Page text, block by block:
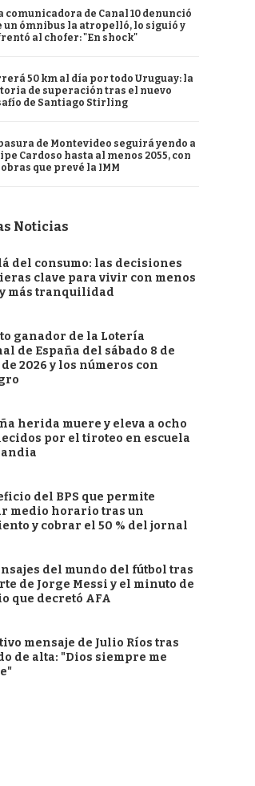
comunicadora de Canal 10 denunció
un ómnibus la atropelló, lo siguió y
al chofer: "En shock"
50 km al día por todo Uruguay: la
de superación tras el nuevo
de Santiago Stirling
de Montevideo seguirá yendo a
Cardoso hasta al menos 2055, con
que prevé la IMM
Noticias
del consumo: las decisiones
clave para vivir con menos
más tranquilidad
ganador de la Lotería
de España del sábado 8 de
2026 y los números con
herida muere y eleva a ocho
por el tiroteo en escuela
del BPS que permite
medio horario tras un
y cobrar el 50 % del jornal
del mundo del fútbol tras
de Jorge Messi y el minuto de
que decretó AFA
mensaje de Julio Ríos tras
de alta: "Dios siempre me